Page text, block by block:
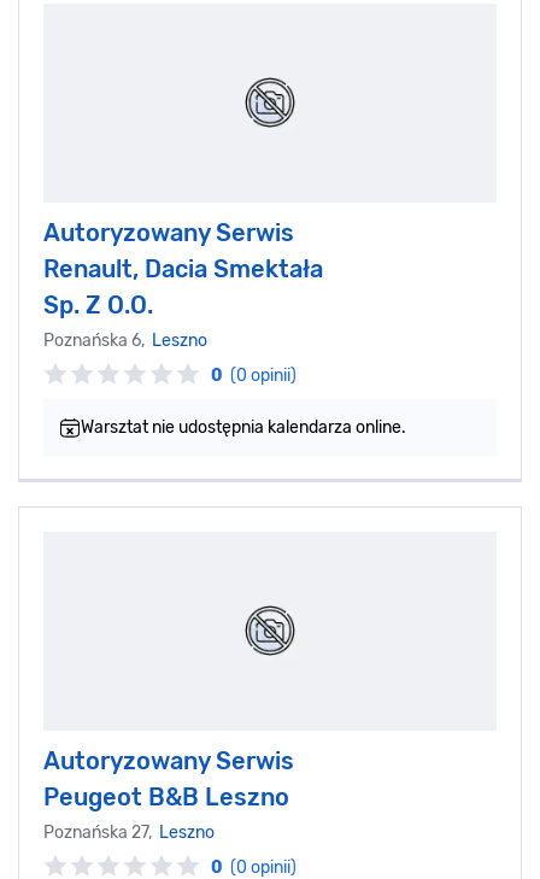
Autoryzowany Serwis
Renault, Dacia Smektała
Sp. Z O.O.
Poznańska 6, Leszno
0 (0 opinii)
Warsztat nie udostępnia kalendarza online.
Autoryzowany Serwis
Peugeot B&B Leszno
Poznańska 27, Leszno
0 (0 opinii)